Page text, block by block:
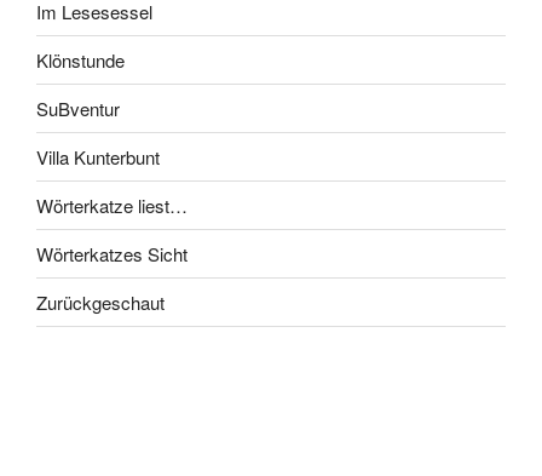
Im Lesesessel
Klönstunde
SuBventur
Villa Kunterbunt
Wörterkatze liest…
Wörterkatzes Sicht
Zurückgeschaut